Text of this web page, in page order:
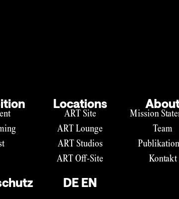
Locations
ART Site
ART Lounge
ART Studios
ART Off-Site
Mission
Team
Kontakt
DE EN